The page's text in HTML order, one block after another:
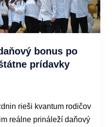
bonus po
prídavky
rieši kvantum rodičov
reálne prináleží daňový